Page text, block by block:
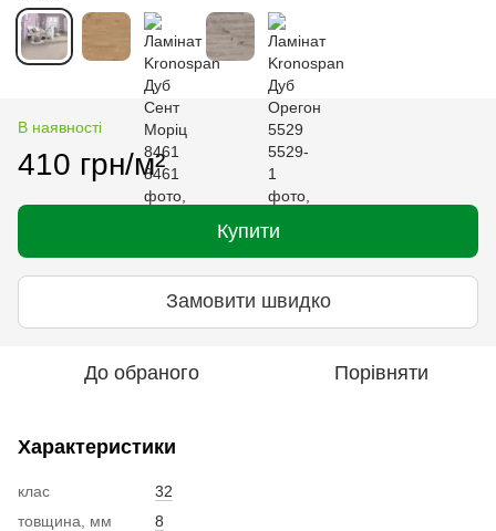
В наявності
410 грн/м²
Купити
Замовити швидко
До обраного Порівняти
Характеристики
клас
32
товщина, мм
8